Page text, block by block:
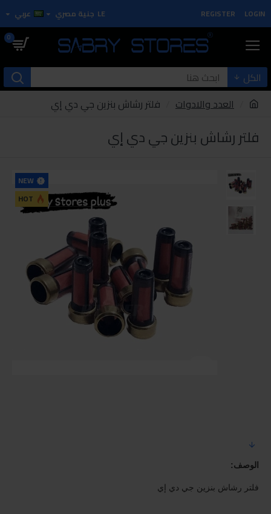
LOGIN
REGISTER
LE جنية مصري عربي
0
الكل
العدد والادوات
فلتر رشاش بنزين جي دي إي
فلتر رشاش بنزين جي دي إي
NEW
HOT
الوصف:
فلتر رشاش بنزين جي دي إي